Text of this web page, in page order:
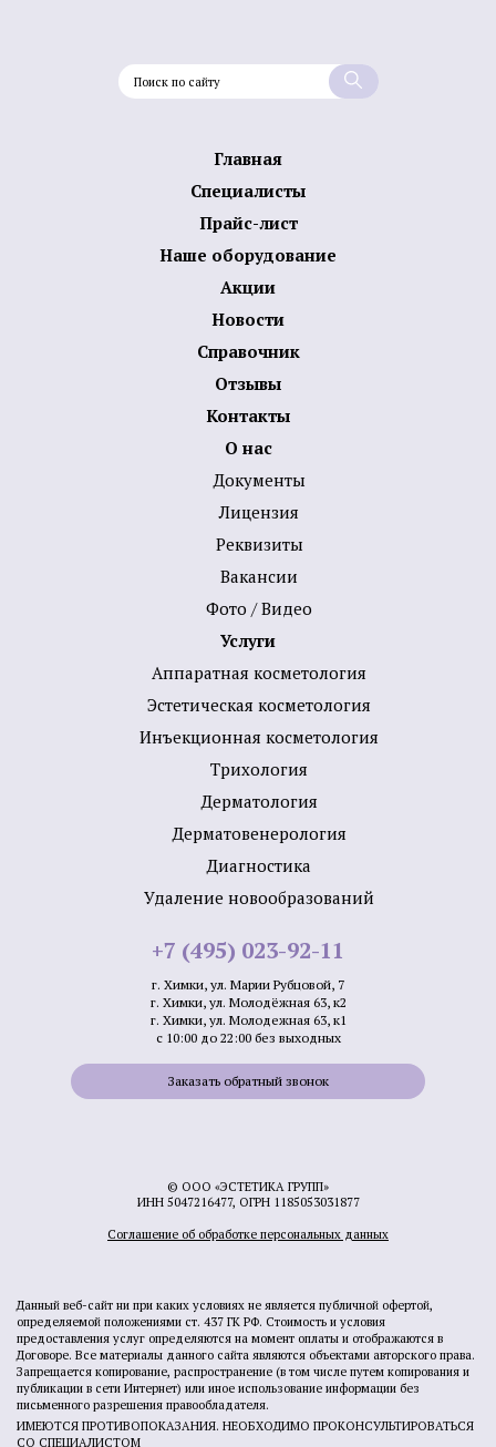
Главная
Специалисты
Прайс-лист
Наше оборудование
Акции
Новости
Справочник
Отзывы
Контакты
О нас
Документы
Лицензия
Реквизиты
Вакансии
Фото / Видео
Услуги
Аппаратная косметология
Эстетическая косметология
Инъекционная косметология
Трихология
Дермато­логия
Дерматовенерология
Диагностика
Удаление новообразований
+7 (495) 023-92-11
г. Химки, ул. Марии Рубцовой, 7
г. Химки, ул. Молодёжная 63, к2
г. Химки, ул. Молодежная 63, к1
с 10:00 до 22:00 без выходных
Заказать обратный звонок
© ООО «ЭСТЕТИКА ГРУПП»
ИНН 5047216477, ОГРН 1185053031877
Соглашение об обработке персональных данных
Данный веб-сайт ни при каких условиях не является публичной офертой,
определяемой положениями ст. 437 ГК РФ. Стоимость и условия
предоставления услуг определяются на момент оплаты и отображаются в
Договоре. Все материалы данного сайта являются объектами авторского права.
Запрещается копирование, распространение (в том числе путем копирования и
публикации в сети Интернет) или иное использование информации без
письменного разрешения правообладателя.
ИМЕЮТСЯ ПРОТИВОПОКАЗАНИЯ. НЕОБХОДИМО ПРОКОНСУЛЬТИРОВАТЬСЯ
СО СПЕЦИАЛИСТОМ